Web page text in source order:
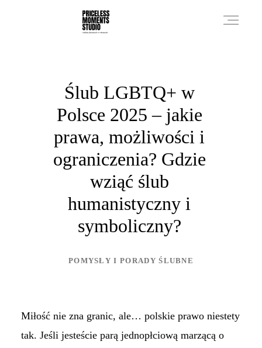
Ślub LGBTQ+ w
Polsce 2025 – jakie
prawa, możliwości i
ograniczenia? Gdzie
wziąć ślub
humanistyczny i
symboliczny?
POMYSŁY I PORADY ŚLUBNE
Miłość nie zna granic, ale… polskie prawo niestety
tak. Jeśli jesteście parą jednopłciową marzącą o
PHOTO WORKS
VIDEO WORKS
ABOUT